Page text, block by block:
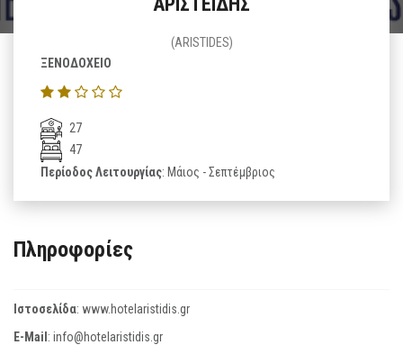
(ARISTIDES)
ΞΕΝΟΔΟΧΕΙΟ
27
47
Περίοδος Λειτουργίας: Μάιος - Σεπτέμβριος
Πληροφορίες
Ιστοσελίδα: www.hotelaristidis.gr
E-Mail: info@hotelaristidis.gr